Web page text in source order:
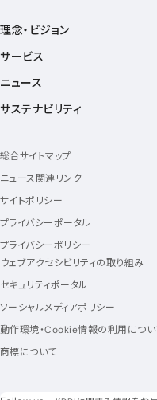
理念・ビジョン
サービス
ニュース
サステナビリティ
総合サイトマップ
ニュース関連リンク
サイトポリシー
プライバシーポータル
プライバシーポリシー
ウェブアクセシビリティの取り組み
セキュリティポータル
ソーシャルメディアポリシー
動作環境・Cookie情報の利用につい
商標について